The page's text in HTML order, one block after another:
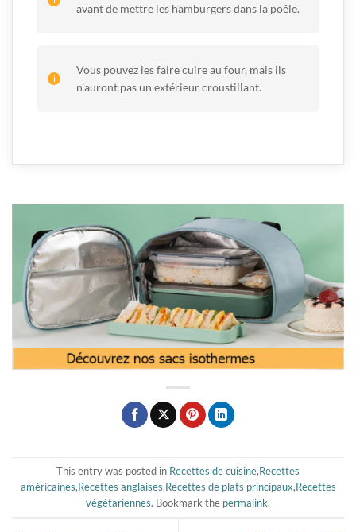
avant de mettre les hamburgers dans la poêle.
Vous pouvez les faire cuire au four, mais ils
n’auront pas un extérieur croustillant.
This entry was posted in Recettes de cuisine,Recettes
américaines,Recettes anglaises,Recettes de plats principaux,Recettes
végétariennes. Bookmark the permalink.